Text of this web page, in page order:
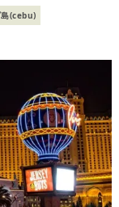
(cebu)